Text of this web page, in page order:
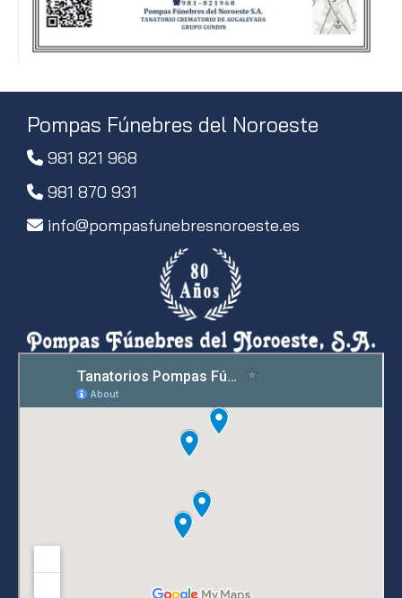
Pompas Fúnebres del Noroeste
981 821 968
981 870 931
info
pompasfunebresnoroeste.es